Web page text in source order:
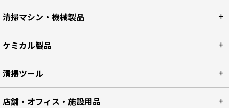
清掃マシン・機械製品
ケミカル製品
清掃ツール
店舗・オフィス・施設用品